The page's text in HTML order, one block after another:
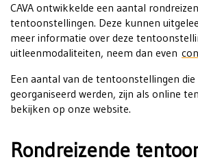
CAVA ontwikkelde een aantal
tentoonstellingen. Deze kunnen
meer informatie over deze
uitleenmodaliteiten, neem dan even
Een aantal van de tentoonstellingen die
georganiseerd werden, zijn als online
bekijken op onze website.
Rondreizende